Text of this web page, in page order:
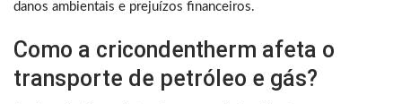
danos ambientais e prejuízos financeiros.
Como a cricondentherm afeta o
transporte de petróleo e gás?